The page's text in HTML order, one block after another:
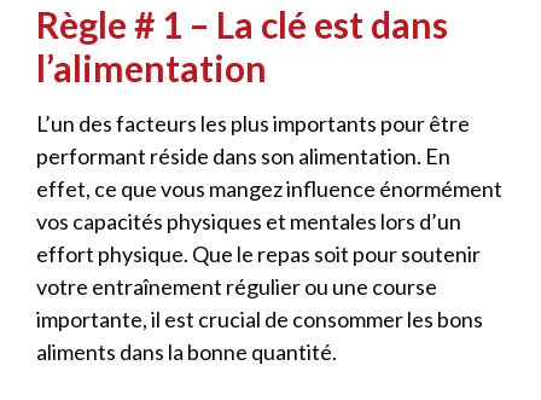
Règle # 1 – La clé est dans
l’alimentation
L’un des facteurs les plus importants pour être
performant réside dans son alimentation. En
effet, ce que vous mangez influence énormément
vos capacités physiques et mentales lors d’un
effort physique. Que le repas soit pour soutenir
votre entraînement régulier ou une course
importante, il est crucial de consommer les bons
aliments dans la bonne quantité.